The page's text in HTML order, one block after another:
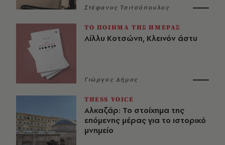
Στέφανος Τσιτσόπουλος
ΤΟ ΠΟΙΗΜΑ ΤΗΣ ΗΜΕΡΑΣ
Λίλλυ Κοτσώνη, Κλεινόν άστυ
Γιώργος Δήμος
THESS VOICE
Αλκαζάρ: Το στοίχημα της
επόμενης μέρας για το ιστορικό
μνημείο